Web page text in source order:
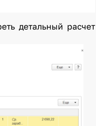
детальный расчет